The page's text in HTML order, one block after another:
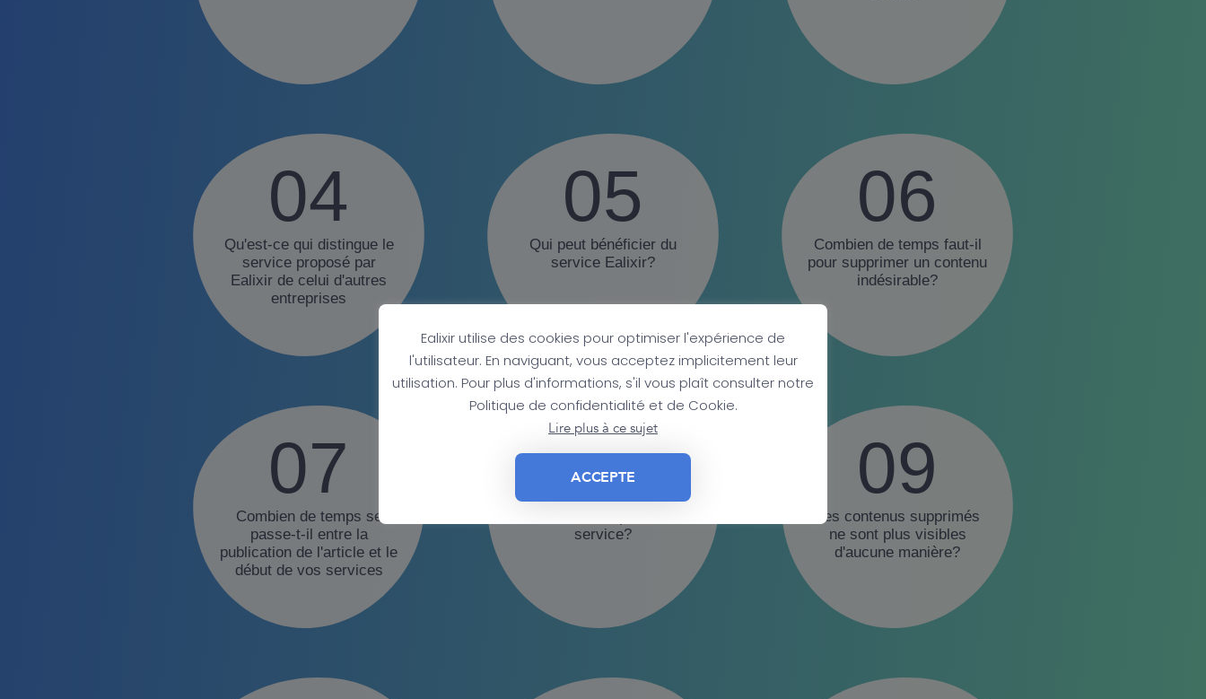
04
Qu'est-ce qui distingue le
service proposé par
Ealixir de celui d'autres
entreprises
05
Qui peut bénéficier du
service Ealixir?
06
Combien de temps faut-il
pour supprimer un contenu
indésirable?
07
Combien de temps se
passe-t-il entre la
publication de l'article et le
début de vos services
08
service?
09
Les contenus supprimés
ne sont plus visibles
d'aucune manière?
Ealixir utilise des cookies pour optimiser l'expérience de
l'utilisateur. En naviguant, vous acceptez implicitement leur
utilisation. Pour plus d'informations, s'il vous plaît consulter notre
Politique de confidentialité et de Cookie.
Lire plus à ce sujet
ACCEPTE